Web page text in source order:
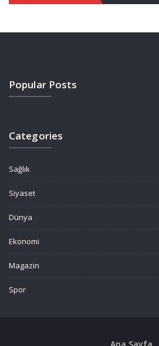
Popular Posts
Categories
Sağlık
Siyaset
Dünya
Ekonomi
Magazin
Spor
Ana Sayfa